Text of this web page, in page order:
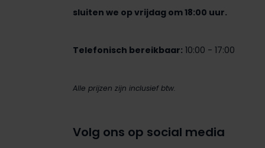
sluiten we op vrijdag om 18:00 uur.
Telefonisch bereikbaar: 10:00 - 17:00
Alle prijzen zijn inclusief btw.
Volg ons op social media